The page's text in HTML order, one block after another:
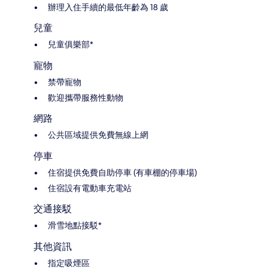
辦理入住手續的最低年齡為 18 歲
兒童
兒童俱樂部*
寵物
禁帶寵物
歡迎攜帶服務性動物
網路
公共區域提供免費無線上網
停車
住宿提供免費自助停車 (有車棚的停車場)
住宿設有電動車充電站
交通接駁
滑雪地點接駁*
其他資訊
指定吸煙區